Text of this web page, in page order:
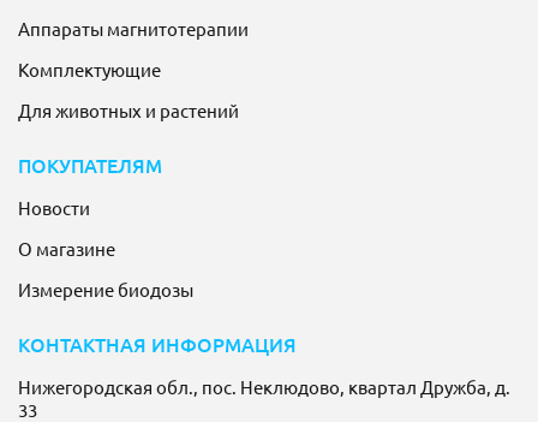
Аппараты магнитотерапии
Комплектующие
Для животных и растений
ПОКУПАТЕЛЯМ
Новости
О магазине
Измерение биодозы
КОНТАКТНАЯ ИНФОРМАЦИЯ
Нижегородская обл., пос. Неклюдово, квартал Дружба, д.
33